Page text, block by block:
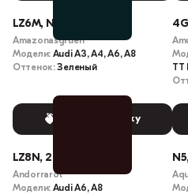
LZ6M, N3
Amazonasgruen
Модели: Audi A3, A4, A6, A8
Оттенок:Зеленый
Выбрать краску
TT
LZ8N, 2H
Andorrarot
Модели: Audi A6, A8